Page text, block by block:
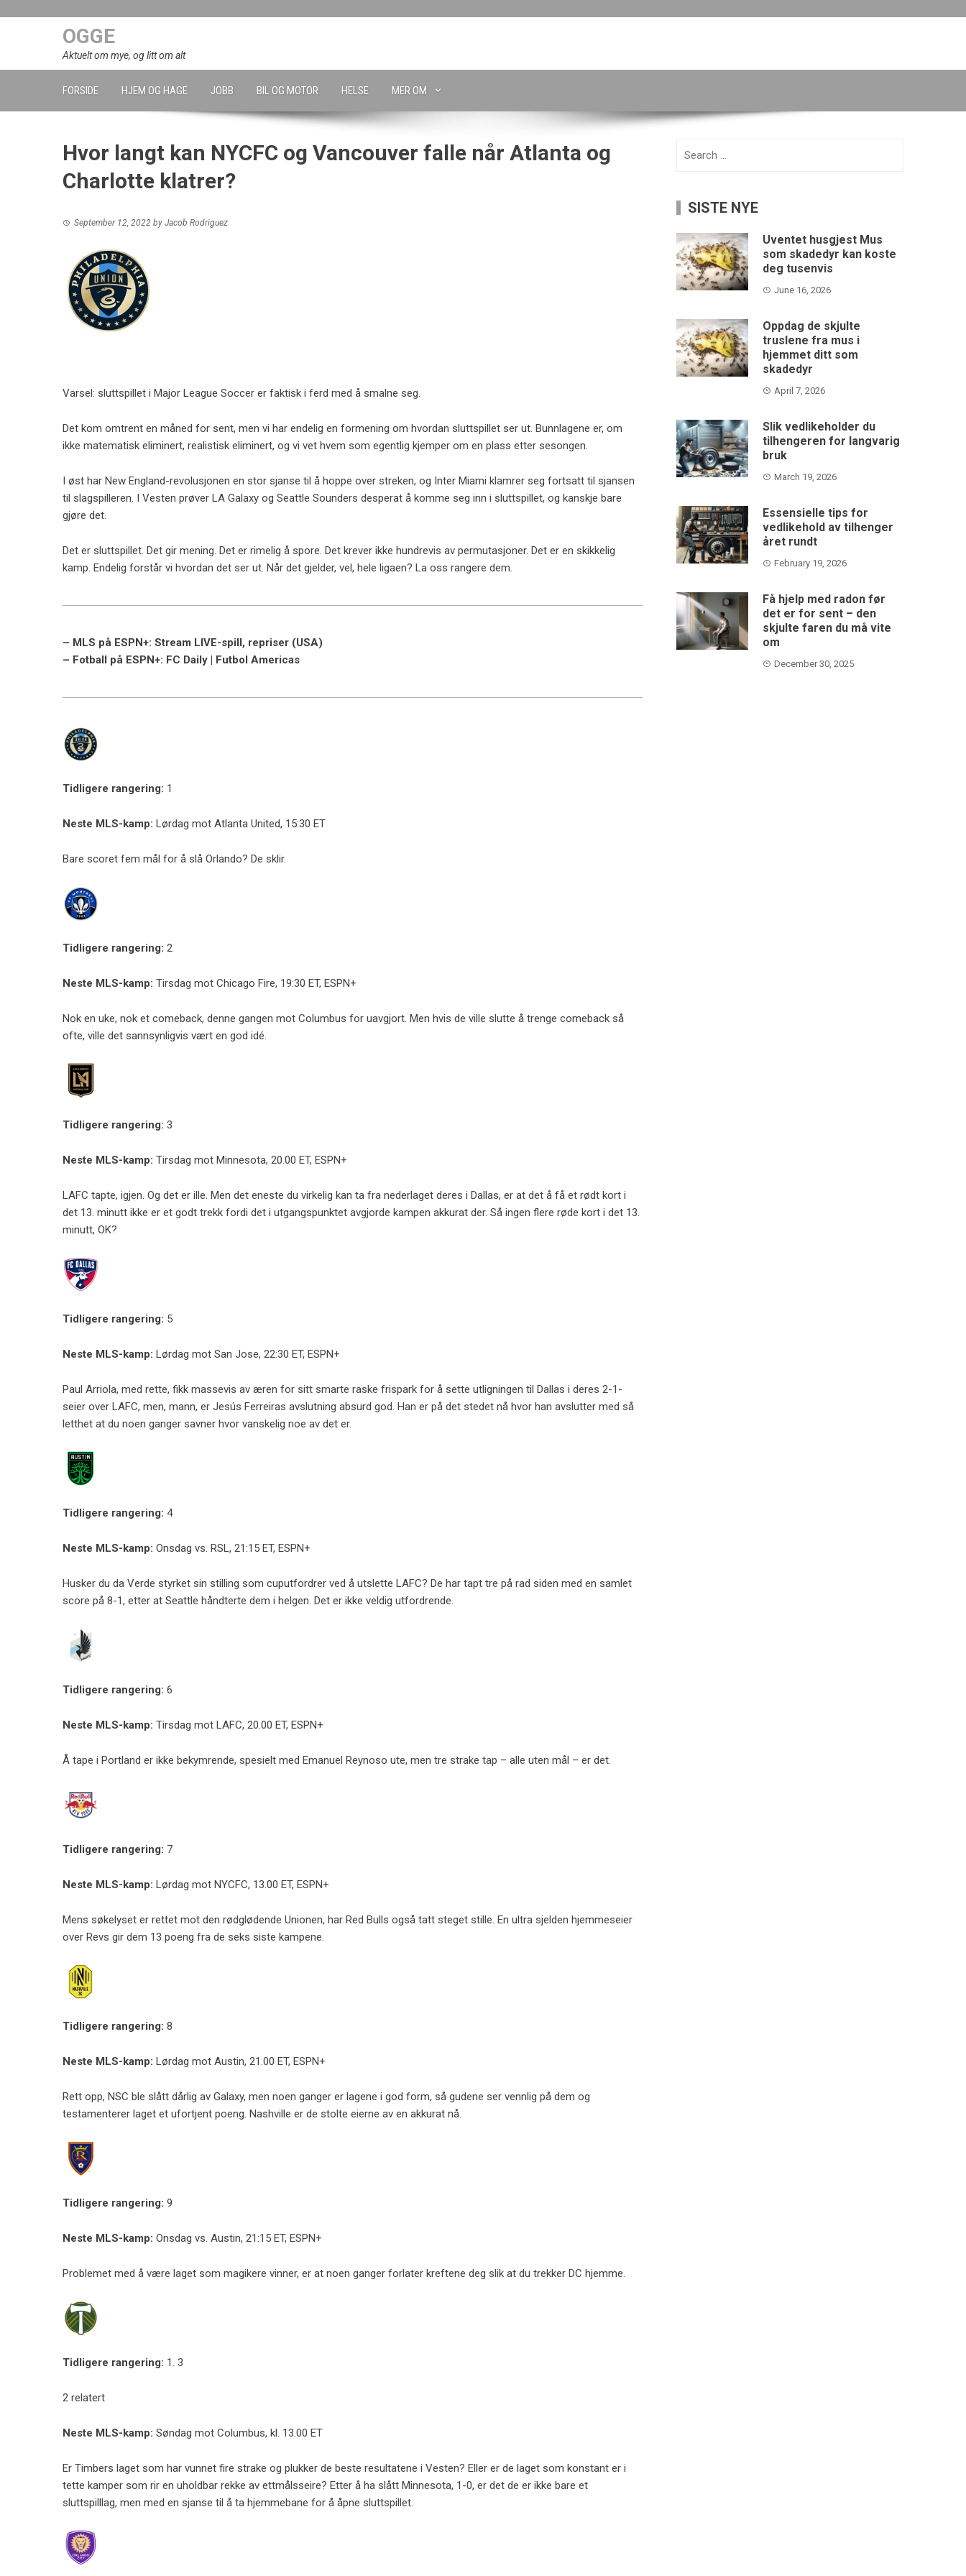
OGGE
Aktuelt om mye, og litt om alt
FORSIDE HJEM OG HAGE JOBB BIL OG MOTOR HELSE MER OM
Hvor langt kan NYCFC og Vancouver falle når Atlanta og
Charlotte klatrer?
September 12, 2022 by Jacob Rodriguez
Varsel: sluttspillet i Major League Soccer er faktisk i ferd med å smalne seg.
Det kom omtrent en måned for sent, men vi har endelig en formening om hvordan sluttspillet ser ut. Bunnlagene er, om
ikke matematisk eliminert, realistisk eliminert, og vi vet hvem som egentlig kjemper om en plass etter sesongen.
I øst har New England-revolusjonen en stor sjanse til å hoppe over streken, og Inter Miami klamrer seg fortsatt til sjansen
til slagspilleren. I Vesten prøver LA Galaxy og Seattle Sounders desperat å komme seg inn i sluttspillet, og kanskje bare
gjøre det.
Det er sluttspillet. Det gir mening. Det er rimelig å spore. Det krever ikke hundrevis av permutasjoner. Det er en skikkelig
kamp. Endelig forstår vi hvordan det ser ut. Når det gjelder, vel, hele ligaen? La oss rangere dem.
– MLS på ESPN+: Stream LIVE-spill, repriser (USA)
– Fotball på ESPN+: FC Daily | Futbol Americas
Tidligere rangering: 1
Neste MLS-kamp: Lørdag mot Atlanta United, 15:30 ET
Bare scoret fem mål for å slå Orlando? De sklir.
Tidligere rangering: 2
Neste MLS-kamp: Tirsdag mot Chicago Fire, 19:30 ET, ESPN+
Nok en uke, nok et comeback, denne gangen mot Columbus for uavgjort. Men hvis de ville slutte å trenge comeback så
ofte, ville det sannsynligvis vært en god idé.
Tidligere rangering: 3
Neste MLS-kamp: Tirsdag mot Minnesota, 20.00 ET, ESPN+
LAFC tapte, igjen. Og det er ille. Men det eneste du virkelig kan ta fra nederlaget deres i Dallas, er at det å få et rødt kort i
det 13. minutt ikke er et godt trekk fordi det i utgangspunktet avgjorde kampen akkurat der. Så ingen flere røde kort i det 13.
minutt, OK?
Tidligere rangering: 5
Neste MLS-kamp: Lørdag mot San Jose, 22:30 ET, ESPN+
Paul Arriola, med rette, fikk massevis av æren for sitt smarte raske frispark for å sette utligningen til Dallas i deres 2-1-
seier over LAFC, men, mann, er Jesús Ferreiras avslutning absurd god. Han er på det stedet nå hvor han avslutter med så
letthet at du noen ganger savner hvor vanskelig noe av det er.
Tidligere rangering: 4
Neste MLS-kamp: Onsdag vs. RSL, 21:15 ET, ESPN+
Husker du da Verde styrket sin stilling som cuputfordrer ved å utslette LAFC? De har tapt tre på rad siden med en samlet
score på 8-1, etter at Seattle håndterte dem i helgen. Det er ikke veldig utfordrende.
Tidligere rangering: 6
Neste MLS-kamp: Tirsdag mot LAFC, 20.00 ET, ESPN+
Å tape i Portland er ikke bekymrende, spesielt med Emanuel Reynoso ute, men tre strake tap – alle uten mål – er det.
Tidligere rangering: 7
Neste MLS-kamp: Lørdag mot NYCFC, 13.00 ET, ESPN+
Mens søkelyset er rettet mot den rødglødende Unionen, har Red Bulls også tatt steget stille. En ultra sjelden hjemmeseier
over Revs gir dem 13 poeng fra de seks siste kampene.
Tidligere rangering: 8
Neste MLS-kamp: Lørdag mot Austin, 21.00 ET, ESPN+
Rett opp, NSC ble slått dårlig av Galaxy, men noen ganger er lagene i god form, så gudene ser vennlig på dem og
testamenterer laget et ufortjent poeng. Nashville er de stolte eierne av en akkurat nå.
Tidligere rangering: 9
Neste MLS-kamp: Onsdag vs. Austin, 21:15 ET, ESPN+
Problemet med å være laget som magikere vinner, er at noen ganger forlater kreftene deg slik at du trekker DC hjemme.
Tidligere rangering: 1. 3
2 relatert
Neste MLS-kamp: Søndag mot Columbus, kl. 13.00 ET
Er Timbers laget som har vunnet fire strake og plukker de beste resultatene i Vesten? Eller er de laget som konstant er i
tette kamper som rir en uholdbar rekke av ettmålsseire? Etter å ha slått Minnesota, 1-0, er det de er ikke bare et
sluttspilllag, men med en sjanse til å ta hjemmebane for å åpne sluttspillet.
SISTE NYE
Uventet husgjest Mus
som skadedyr kan koste
deg tusenvis
June 16, 2026
Oppdag de skjulte
truslene fra mus i
hjemmet ditt som
skadedyr
April 7, 2026
Slik vedlikeholder du
tilhengeren for langvarig
bruk
March 19, 2026
Essensielle tips for
vedlikehold av tilhenger
året rundt
February 19, 2026
Få hjelp med radon før
det er for sent – den
skjulte faren du må vite
om
December 30, 2025